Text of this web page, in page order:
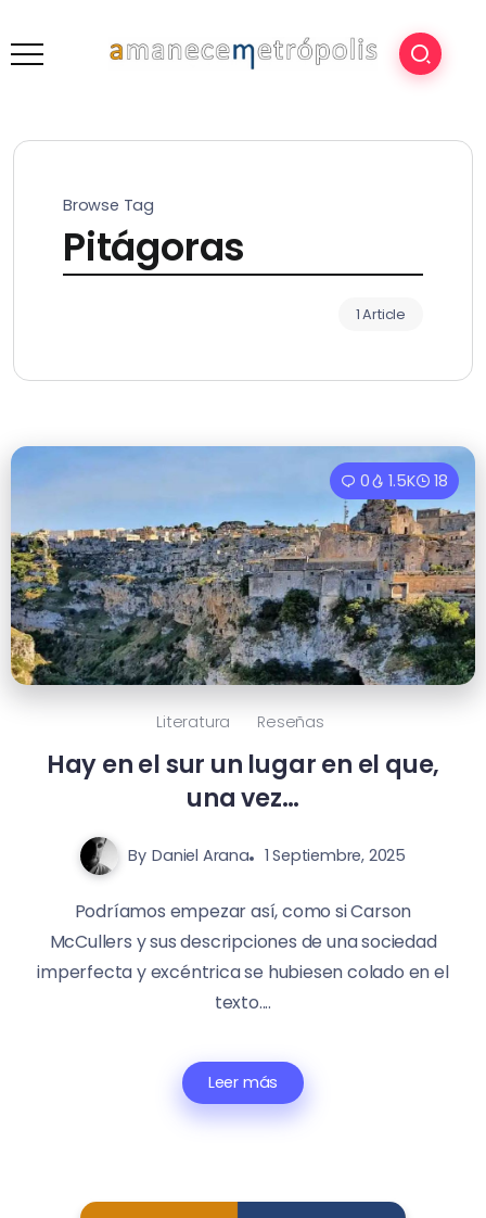
Browse Tag
Pitágoras
1 Article
0 1.5K 18
Literatura Reseñas
Hay en el sur un lugar en el que,
una vez…
By Daniel Arana 1 Septiembre, 2025
Podríamos empezar así, como si Carson
McCullers y sus descripciones de una sociedad
imperfecta y excéntrica se hubiesen colado en el
texto....
Leer más